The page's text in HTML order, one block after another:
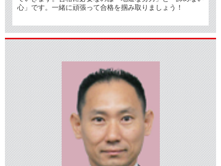
心」です。一緒に頑張って合格を掴み取りましょう！